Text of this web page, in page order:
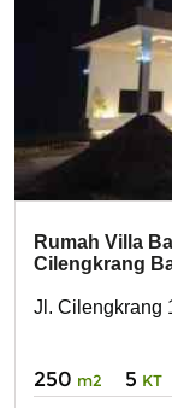
Rumah Villa
Cilengkrang
Jl. Cilengkrang
250 m2 5 KT